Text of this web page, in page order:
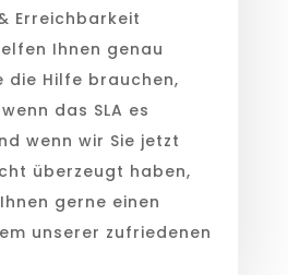
Erreichbarkeit
Ihnen genau
die Hilfe brauchen,
das SLA es
wenn wir Sie jetzt
überzeugt haben,
gerne einen
unserer zufriedenen